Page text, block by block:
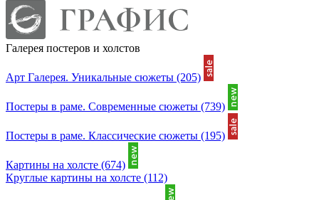
Галерея постеров и холстов
Арт Галерея. Уникальные сюжеты (205)
Постеры в раме. Современные сюжеты (739)
Постеры в раме. Классические сюжеты (195)
Картины на холсте (674)
Круглые картины на холсте (112)